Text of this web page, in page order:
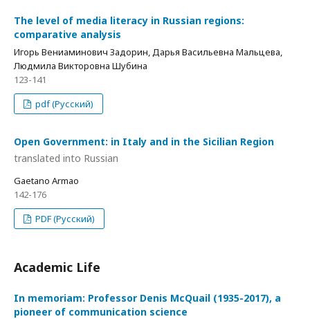
The level of media literacy in Russian regions:
comparative analysis
Игорь Вениаминович Задорин, Дарья Васильевна Мальцева,
Людмила Викторовна Шубина
123-141
pdf (Русский)
Open Government: in Italy and in the Sicilian Region
translated into Russian
Gaetano Armao
142-176
PDF (Русский)
Academic Life
In memoriam: Professor Denis McQuail (1935-2017), a
pioneer of communication science